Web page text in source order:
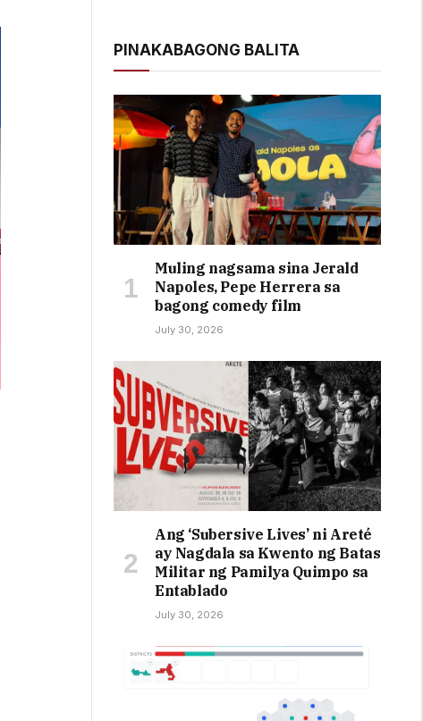
PINAKABAGONG BALITA
Muling nagsama sina Jerald
Napoles, Pepe Herrera sa
bagong comedy film
July 30, 2026
Ang ‘Subersive Lives’ ni Areté
ay Nagdala sa Kwento ng Batas
Militar ng Pamilya Quimpo sa
Entablado
July 30, 2026